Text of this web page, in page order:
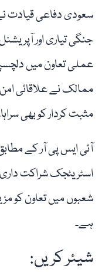
سعودی دفاعی قیادت
جنگی تیاری اور آپریشنل
عملی تعاون میں
ممالک نے علاقائی
مثبت کردار کو بھی
آئی ایس پی آر کے
اسٹریٹجک شراکت داری
شعبوں میں تعاون کو
ہے۔
شیئر کریں: